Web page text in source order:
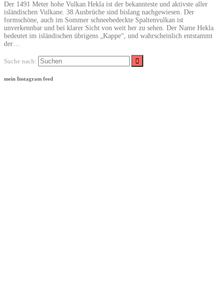
Der 1491 Meter hohe Vulkan Hekla ist der bekannteste und aktivste aller
isländischen Vulkane. 38 Ausbrüche sind bislang nachgewiesen. Der
formschöne, auch im Sommer schneebedeckte Spaltenvulkan ist
unverkennbar und bei klarer Sicht von weit her zu sehen. Der Name Hekla
bedeutet im isländischen übrigens „Kappe“, und wahrscheinlich entstammt
der…
Suche nach:
mein Instagram feed